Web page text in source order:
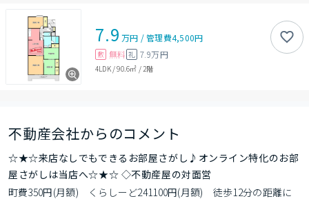
7.9 万円 /管理費4,500円
敷 無料 礼 7.9万円
4LDK/90.6㎡ / 2階
不動産会社からのコメント
☆★☆来店なしでもできるお部屋さがし♪オンライン特化のお部
屋さがしは当店へ☆★☆ ◇不動産屋の対面営
町費350円(月額)　くらしーど241100円(月額)　徒歩12分の距離に